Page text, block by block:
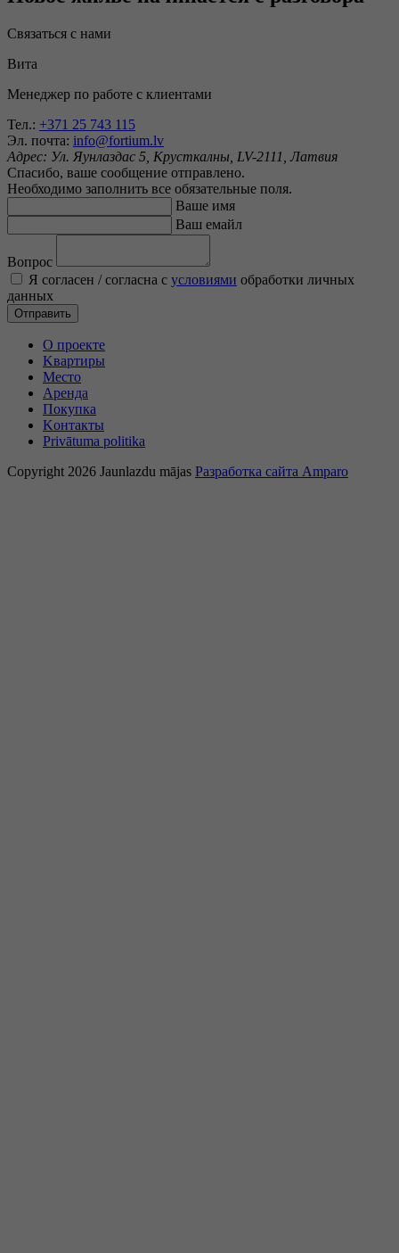
Связаться с нами
Вита
Менеджер по работе с клиентами
Тел.: +371 25 743 115
Эл. почта: info@fortium.lv
Адрес: Ул. Яунлаздас 5, Крусткалны, LV-2111, Латвия
Спасибо, ваше сообщение отправлено.
Необходимо заполнить все обязательные поля.
Ваше имя
Ваш емайл
Вопрос
Я согласен / согласна c условиями обработки личных
данных
Отправить
O проекте
Kвартиры
Mесто
Аренда
Покупка
Kонтакты
Privātuma politika
Copyright 2026 Jaunlazdu mājas Разработка сайта Amparo